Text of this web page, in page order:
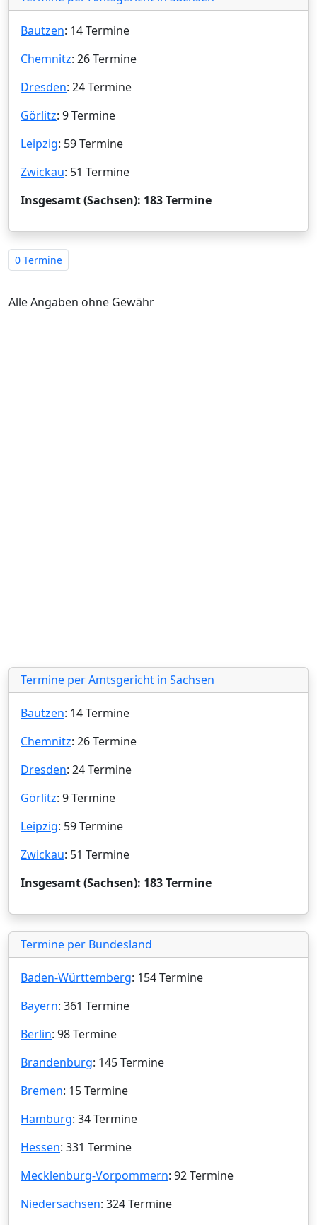
Bautzen: 14 Termine
Chemnitz: 26 Termine
Dresden: 24 Termine
Görlitz: 9 Termine
Leipzig: 59 Termine
Zwickau: 51 Termine
Insgesamt (Sachsen): 183 Termine
0 Termine
Alle Angaben ohne Gewähr
Termine per Amtsgericht in Sachsen
Bautzen: 14 Termine
Chemnitz: 26 Termine
Dresden: 24 Termine
Görlitz: 9 Termine
Leipzig: 59 Termine
Zwickau: 51 Termine
Insgesamt (Sachsen): 183 Termine
Termine per Bundesland
Baden-Württemberg: 154 Termine
Bayern: 361 Termine
Berlin: 98 Termine
Brandenburg: 145 Termine
Bremen: 15 Termine
Hamburg: 34 Termine
Hessen: 331 Termine
Mecklenburg-Vorpommern: 92 Termine
Niedersachsen: 324 Termine